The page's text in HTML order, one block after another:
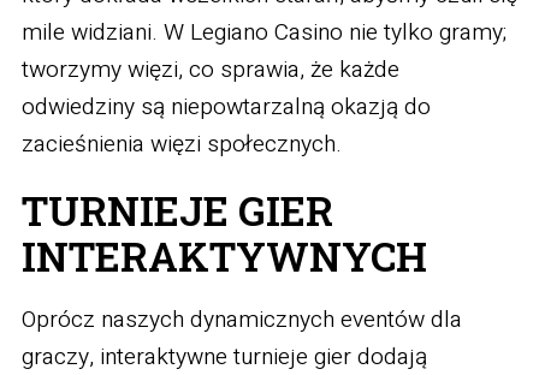
mile widziani. W Legiano Casino nie tylko gramy;
tworzymy więzi, co sprawia, że każde
odwiedziny są niepowtarzalną okazją do
zacieśnienia więzi społecznych.
TURNIEJE GIER
INTERAKTYWNYCH
Oprócz naszych dynamicznych eventów dla
graczy, interaktywne turnieje gier dodają